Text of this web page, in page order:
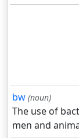
bw (noun)
The use of
men and